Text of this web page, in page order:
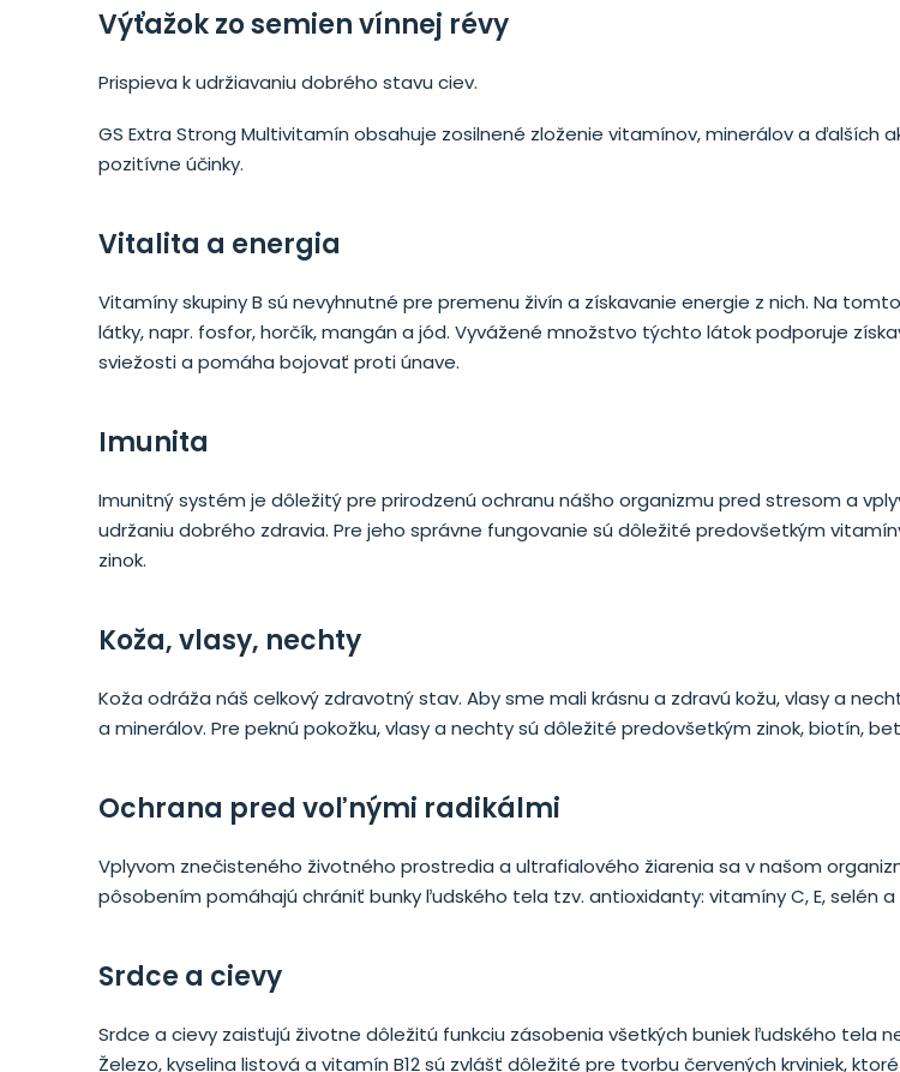
Výťažok zo semien vínnej révy
Prispieva k udržiavaniu dobrého stavu ciev.
GS Extra Strong Multivitamín obsahuje zosilnené zloženie vitamínov, minerálov a ďalších
pozitívne účinky.
Vitalita a energia
Vitamíny skupiny B sú nevyhnutné pre premenu živín a získavanie energie z nich. Na
látky, napr. fosfor, horčík, mangán a jód. Vyvážené množstvo týchto látok podporuje
sviežosti a pomáha bojovať proti únave.
Imunita
Imunitný systém je dôležitý pre prirodzenú ochranu nášho organizmu pred stresom a
udržaniu dobrého zdravia. Pre jeho správne fungovanie sú dôležité predovšetkým
zinok.
Koža, vlasy, nechty
Koža odráža náš celkový zdravotný stav. Aby sme mali krásnu a zdravú kožu, vlasy a
a minerálov. Pre peknú pokožku, vlasy a nechty sú dôležité predovšetkým zinok, biotín,
Ochrana pred voľnými radikálmi
Vplyvom znečisteného životného prostredia a ultrafialového žiarenia sa v našom
pôsobením pomáhajú chrániť bunky ľudského tela tzv. antioxidanty: vitamíny C, E, selén a
Srdce a cievy
Srdce a cievy zaisťujú životne dôležitú funkciu zásobenia všetkých buniek ľudského tela
Železo, kyselina listová a vitamín B12 sú zvlášť dôležité pre tvorbu červených krviniek,